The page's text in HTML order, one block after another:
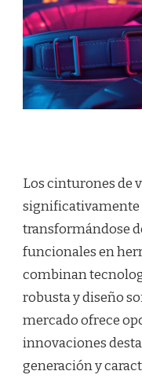
Los cinturones de
significativamente
transformándose
funcionales en
combinan
robusta y diseño
mercado ofrece
innovaciones
generación y